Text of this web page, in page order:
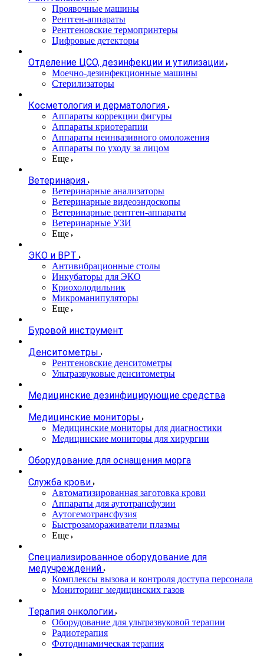
Проявочные машины
Рентген-аппараты
Рентгеновские термопринтеры
Цифровые детекторы
Отделение ЦСО, дезинфекции и утилизации
Моечно-дезинфекционные машины
Стерилизаторы
Косметология и дерматология
Аппараты коррекции фигуры
Аппараты криотерапии
Аппараты неинвазивного омоложения
Аппараты по уходу за лицом
Еще
Ветеринария
Ветеринарные анализаторы
Ветеринарные видеоэндоскопы
Ветеринарные рентген-аппараты
Ветеринарные УЗИ
Еще
ЭКО и ВРТ
Антивибрационные столы
Инкубаторы для ЭКО
Криохолодильник
Микроманипуляторы
Еще
Буровой инструмент
Денситометры
Рентгеновские денситометры
Ультразвуковые денситометры
Медицинские дезинфицирующие средства
Медицинские мониторы
Медицинские мониторы для диагностики
Медицинские мониторы для хирургии
Оборудование для оснащения морга
Служба крови
Автоматизированная заготовка крови
Аппараты для аутотрансфузии
Аутогемотрансфузия
Быстрозамораживатели плазмы
Еще
Специализированное оборудование для
медучреждений
Комплексы вызова и контроля доступа персонала
Мониторинг медицинских газов
Терапия онкологии
Оборудование для ультразвуковой терапии
Радиотерапия
Фотодинамическая терапия